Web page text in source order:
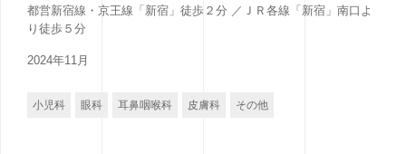
都営新宿線・京王線「新宿」徒歩２分 ／ＪＲ各線「新宿」南口よ
り徒歩５分
2024年11月
小児科 眼科 耳鼻咽喉科 皮膚科 その他